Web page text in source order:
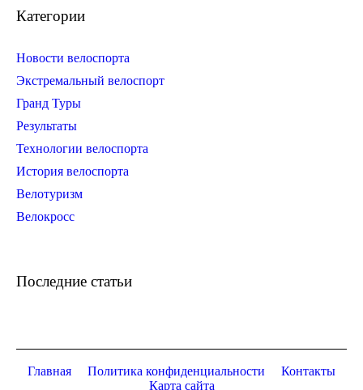
Категории
Новости велоспорта
Экстремальный велоспорт
Гранд Туры
Результаты
Технологии велоспорта
История велоспорта
Велотуризм
Велокросс
Последние статьи
Главная Политика конфиденциальности
Контакты
Карта сайта